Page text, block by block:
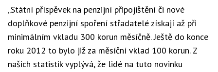
„Státní příspěvek na penzijní připojištění či nové
doplňkové penzijní spoření střadatelé získají až při
minimálním vkladu 300 korun měsíčně. Ještě do konce
roku 2012 to bylo již za měsíční vklad 100 korun. Z
našich statistik vyplývá, že lidé na tuto novinku